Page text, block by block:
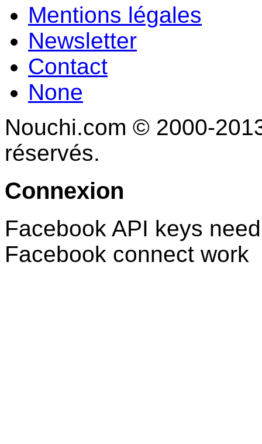
Mentions légales
Newsletter
Contact
None
Nouchi.com © 2000-
réservés.
Connexion
Facebook API keys
Facebook connect work